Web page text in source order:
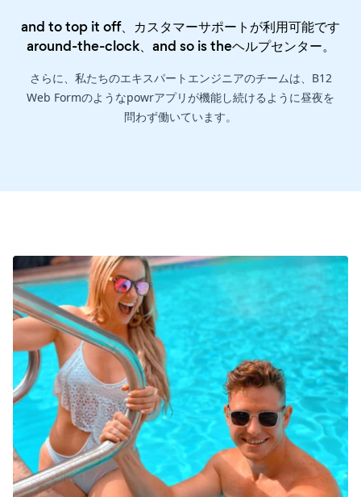
and to top it off、カスタマーサポートが利用可能です
around-the-clock、and so is theヘルプセンター。
さらに、私たちのエキスパートエンジニアのチームは、B12
Web Formのようなpowrアプリが機能し続けるように昼夜を
問わず働いています。